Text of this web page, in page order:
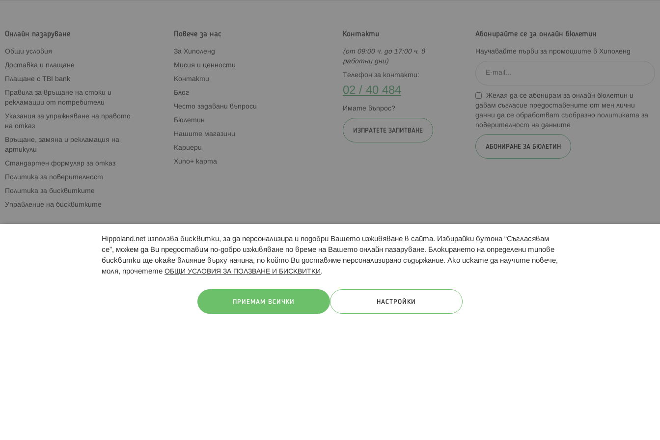
Онлайн пазаруване
Общи условия
Доставка и плащане
Плащане с TBI bank
Правила за връщане на стоки и
рекламации от потребители
Указания за упражняване на правото
на отказ
Връщане, замяна и рекламация на
артикули
Стандартен формуляр за отказ
Политика за поверителност
Политика за бисквитките
Управление на бисквитките
Повече за нас
За Хиполенд
Мисия и ценности
Контакти
Блог
Често задавани въпроси
Бюлетин
Нашите магазини
Кариери
Хипо+ карта
Контакти
(от 09:00 ч. до 17:00 ч. в
работни дни)
Телефон за контакти:
02 / 40 484
Имате въпрос?
ИЗПРАТЕТЕ ЗАПИТВАНЕ
Абонирайте се за онлайн бюлетин
Научавайте първи за промоциите в Хиполенд
Желая да се абонирам за онлайн бюлетин и
давам съгласие предоставените от мен лични
данни да се обработват съобразно политиката за
поверителност на данните
АБОНИРАНЕ ЗА БЮЛЕТИН
Брошури Магазини Свързани сайтове: Hippoland.ro Последвайте ни:
Hippoland.net използва бисквитки, за да персонализира и подобри Вашето изживяване в сайта. Избирайки бутона “Съгласявам
се”, можем да Ви предоставим по-добро изживяване по време на Вашето онлайн пазаруване. Блокирането на определени типове
бисквитки ще окаже влияние върху начина, по който Ви доставяме персонализирано съдържание. Ако искате да научите повече,
моля, прочетете ОБЩИ УСЛОВИЯ ЗА ПОЛЗВАНЕ И БИСКВИТКИ .
ПРИЕМАМ ВСИЧКИ НАСТРОЙКИ